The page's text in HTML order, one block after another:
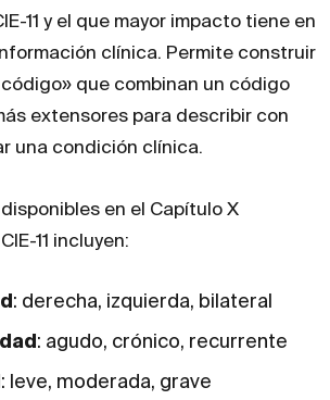
11 y el que mayor impacto tiene en
clínica. Permite construir
que combinan un código
extensores para describir con
una condición clínica.
disponibles en el Capítulo X
11 incluyen:
: derecha, izquierda, bilateral
: agudo, crónico, recurrente
: leve, moderada, grave